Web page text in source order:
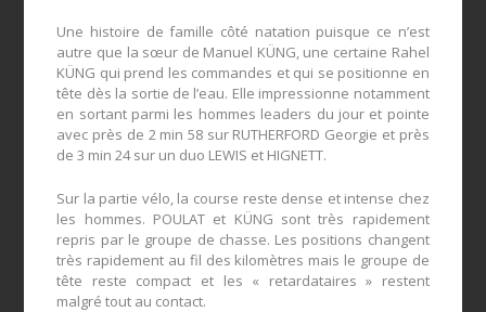
Une histoire de famille côté natation puisque ce n’est
autre que la sœur de Manuel KÜNG, une certaine Rahel
KÜNG qui prend les commandes et qui se positionne en
tête dès la sortie de l’eau. Elle impressionne notamment
en sortant parmi les hommes leaders du jour et pointe
avec près de 2 min 58 sur RUTHERFORD Georgie et près
de 3 min 24 sur un duo LEWIS et HIGNETT.
Sur la partie vélo, la course reste dense et intense chez
les hommes. POULAT et KÜNG sont très rapidement
repris par le groupe de chasse. Les positions changent
très rapidement au fil des kilomètres mais le groupe de
tête reste compact et les « retardataires » restent
malgré tout au contact.